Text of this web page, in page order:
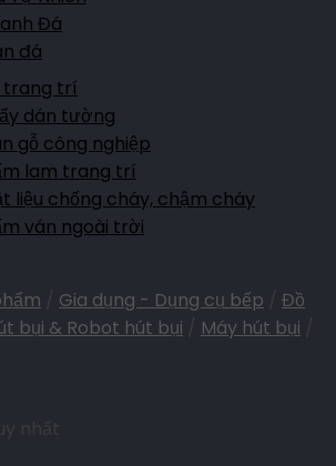
Đá
đá
trang trí
dán tường
gỗ công nghiệp
lam trang trí
liệu chống cháy, chậm cháy
ván ngoài trời
Gia dụng - Dụng cụ bếp
Đồ
bụi & Robot hút bụi Máy hút bụi
nhất